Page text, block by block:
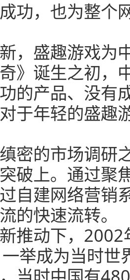
功，也为整个
，盛趣游戏为
》诞生之初，
的产品、没有
于年轻的盛趣
密的市场调研
破上。通过聚
自建网络营销
的快速流转。
推动下，
举成为当时世